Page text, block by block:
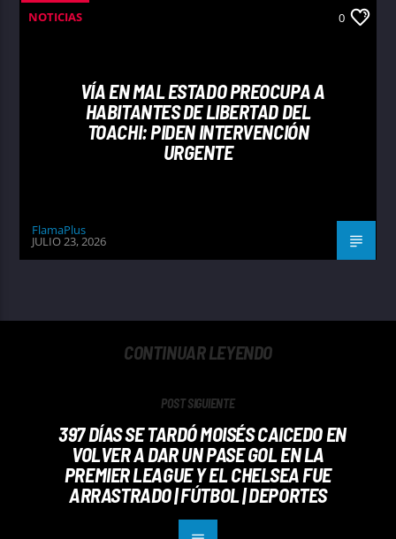
NOTICIAS 0
VÍA EN MAL ESTADO PREOCUPA A
HABITANTES DE LIBERTAD DEL
TOACHI: PIDEN INTERVENCIÓN
URGENTE
FlamaPlus
JULIO 23, 2026
CONTINUAR LEYENDO
POST SIGUIENTE
397 DÍAS SE TARDÓ MOISÉS CAICEDO EN
VOLVER A DAR UN PASE GOL EN LA
PREMIER LEAGUE Y EL CHELSEA FUE
ARRASTRADO | FÚTBOL | DEPORTES